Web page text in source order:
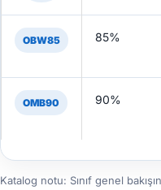
OBW85 85%
OMB90 90%
Katalog notu: Sınıf genel